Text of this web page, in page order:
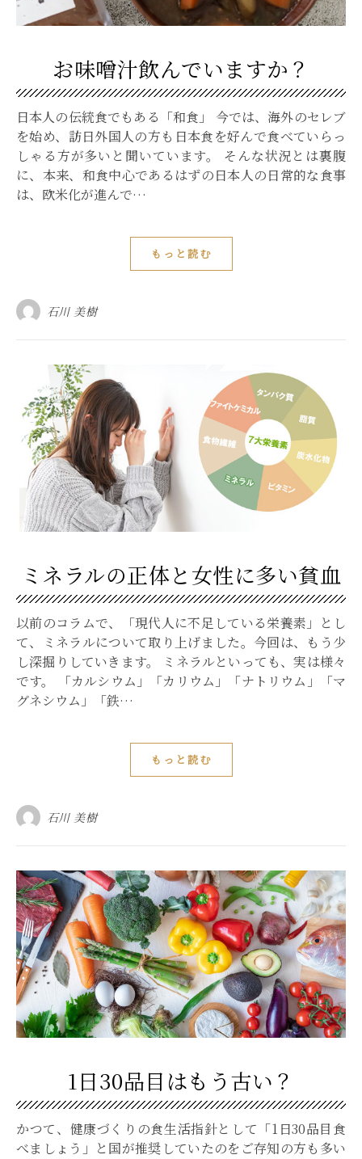
お味噌汁飲んでいますか？
日本人の伝統食でもある「和食」 今では、海外のセレブ
を始め、訪日外国人の方も日本食を好んで食べていらっ
しゃる方が多いと聞いています。 そんな状況とは裏腹
に、本来、和食中心であるはずの日本人の日常的な食事
は、欧米化が進んで…
もっと読む
石川 美樹
ミネラルの正体と⼥性に多い貧⾎
以前のコラムで、「現代⼈に不⾜している栄養素」とし
て、ミネラルについて取り上げました。今回は、もう少
し深掘りしていきます。 ミネラルといっても、実は様々
です。 「カルシウム」「カリウム」「ナトリウム」「マ
グネシウム」「鉄…
もっと読む
石川 美樹
1日30品目はもう古い？
かつて、健康づくりの食生活指針として「1日30品目食
べましょう」と国が推奨していたのをご存知の方も多い